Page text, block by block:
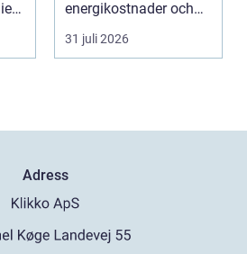
energikostnader och
välmående. I en stad
s...
31 juli 2026
Adress